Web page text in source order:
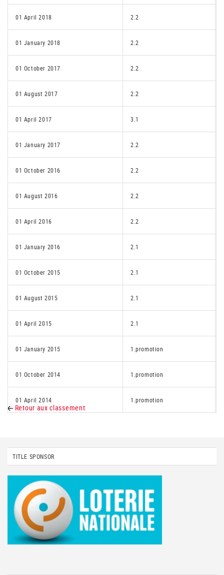
01 April 2018 2.2
01 January 2018 2.2
01 October 2017 2.2
01 August 2017 2.2
01 April 2017 3.1
01 January 2017 2.2
01 October 2016 2.2
01 August 2016 2.2
01 April 2016 2.2
01 January 2016 2.1
01 October 2015 2.1
01 August 2015 2.1
01 April 2015 2.1
01 January 2015 1.promotion
01 October 2014 1.promotion
01 April 2014 1.promotion
Retour aux classement
TITLE SPONSOR